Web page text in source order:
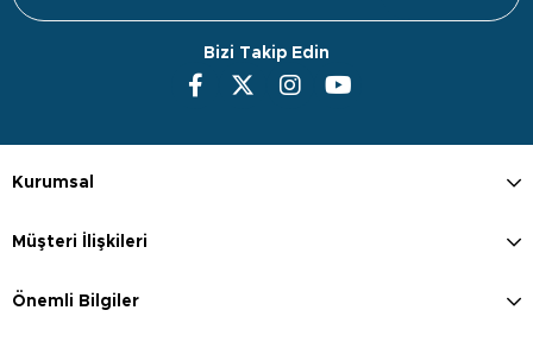
Bizi Takip Edin
Kurumsal
Müşteri İlişkileri
Önemli Bilgiler